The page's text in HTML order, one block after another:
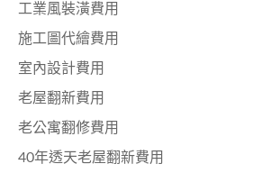
工業風裝潢費用
施工圖代繪費用
室內設計費用
老屋翻新費用
老公寓翻修費用
40年透天老屋翻新費用